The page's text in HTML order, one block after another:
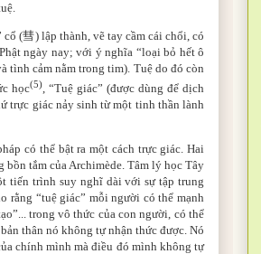
cổ (彗) lập thành, vẽ tay cầm cái chổi, có
ngày nay; với ý nghĩa “loại bỏ hết ô
tình cảm nằm trong tim). Tuệ do đó còn
học(5) , “Tuệ giác” (được dùng để dịch
trực giác nảy sinh từ một tinh thần lành
có thể bật ra một cách trực giác. Hai
bồn tắm của Archimède. Tâm lý học Tây
tiến trình suy nghĩ dài với sự tập trung
rằng “tuệ giác” mỗi người có thể mạnh
trong vô thức của con người, có thể
thân nó không tự nhận thức được. Nó
chính mình mà điều đó mình không tự